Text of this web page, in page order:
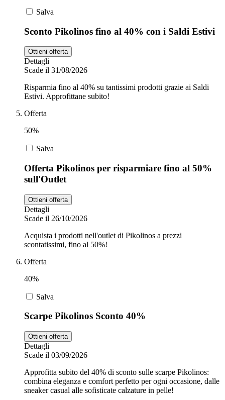
Salva
Sconto Pikolinos fino al 40% con i Saldi Estivi
Ottieni offerta
Dettagli
Scade il 31/08/2026
Risparmia fino al 40% su tantissimi prodotti grazie ai Saldi
Estivi. Approfittane subito!
Offerta
50%
Salva
Offerta Pikolinos per risparmiare fino al 50%
sull'Outlet
Ottieni offerta
Dettagli
Scade il 26/10/2026
Acquista i prodotti nell'outlet di Pikolinos a prezzi
scontatissimi, fino al 50%!
Offerta
40%
Salva
Scarpe Pikolinos Sconto 40%
Ottieni offerta
Dettagli
Scade il 03/09/2026
Approfitta subito del 40% di sconto sulle scarpe Pikolinos:
combina eleganza e comfort perfetto per ogni occasione, dalle
sneaker casual alle sofisticate calzature in pelle!